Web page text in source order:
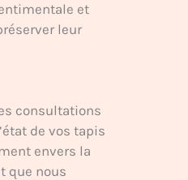
et
leur
consultations
de vos tapis
envers la
que nous